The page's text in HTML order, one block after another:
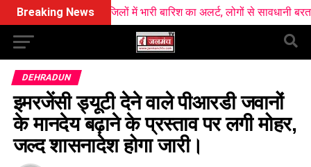
Breaking News
सात जिलों में भारी बारिश का अलर्ट, लोगों से सावधानी बरतने की अपील
DEHRADUN
इमरजेंसी ड्यूटी देने वाले पीआरडी जवानों
के मानदेय बढ़ाने के प्रस्ताव पर लगी मोहर,
जल्द शासनादेश होगा जारी।